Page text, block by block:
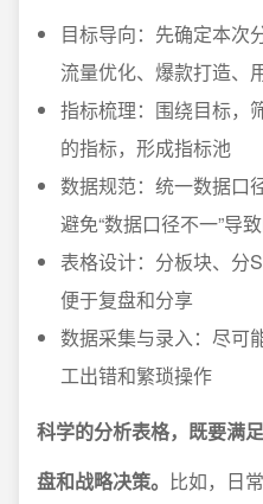
目标导向：先确定本次
流量优化、爆款打造、
指标梳理：围绕目标，
的指标，形成指标池
数据规范：统一数据口
避免“数据口径不一”导
表格设计：分板块、分
便于复盘和分享
数据采集与录入：尽可
工出错和繁琐操作
科学的分析表格，既要满
盘和战略决策。 比如，日